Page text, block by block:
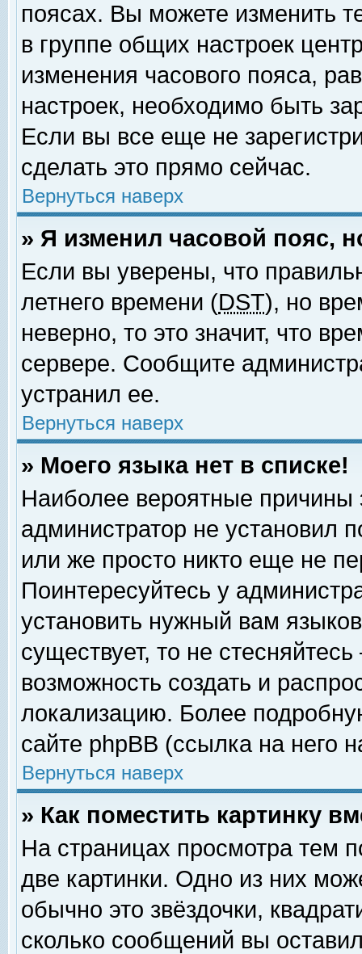
поясах. Вы можете изменить
в группе общих настроек
изменения часового пояса,
настроек, необходимо быть
Если вы все еще не
сделать это прямо сейчас.
Вернуться наверх
» Я изменил часовой пояс,
Если вы уверены, что
летнего времени (DST), но
неверно, то это значит, что
сервере. Сообщите
устранил ее.
Вернуться наверх
» Моего языка нет в списке!
Наиболее вероятные причины
администратор не установил
или же просто никто еще не
Поинтересуйтесь у
установить нужный вам
существует, то не
возможность создать и
локализацию. Более
сайте phpBB (ссылка на него
Вернуться наверх
» Как поместить картинку
На страницах просмотра тем
две картинки. Одно из них
обычно это звёздочки,
сколько сообщений вы